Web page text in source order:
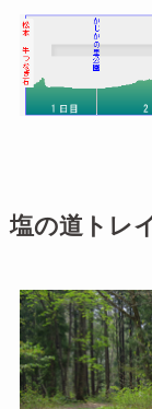
塩の道トレ